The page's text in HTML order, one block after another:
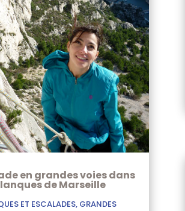
en grandes voies dans
de Marseille
ET ESCALADES, GRANDES